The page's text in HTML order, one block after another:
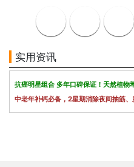
实用资讯
抗癌明星组合 多年口碑保证！天然植物
中老年补钙必备，2星期消除夜间抽筋